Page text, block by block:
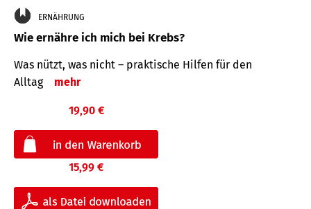
ERNÄHRUNG
Wie ernähre ich mich bei Krebs?
Was nützt, was nicht – praktische Hilfen für den
Alltag
mehr
19,90 €
15,99 €